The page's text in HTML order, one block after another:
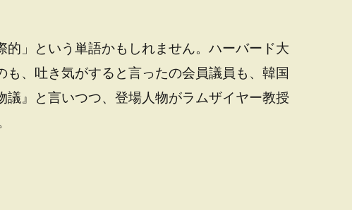
」という単語かもしれません。ハーバード大
、吐き気がすると言ったの会員議員も、韓国
』と言いつつ、登場人物がラムザイヤー教授